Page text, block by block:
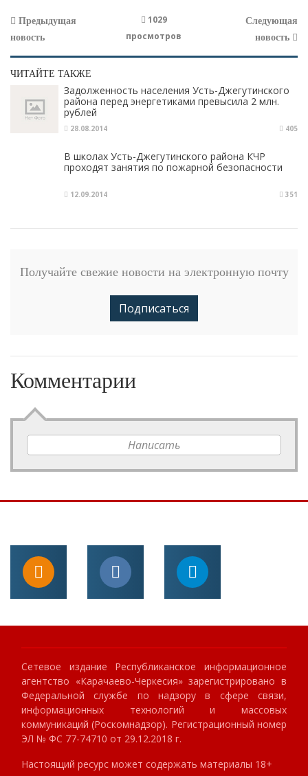
Предыдущая
новость
1029
просмотров
Следующая
новость
ЧИТАЙТЕ ТАКЖЕ
Задолженность населения Усть-Джегутинского
района перед энергетиками превысила 2 млн.
рублей
28.08.2014 405
В школах Усть-Джегутинского района КЧР
проходят занятия по пожарной безопасности
12.09.2014 351
Получайте свежие новости на электронную почту
Подписаться
Комментарии
Написать
Сетевое издание Республиканское информационное
агентство «Карачаево-Черкесия» зарегистрировано в
Федеральной службе по надзору в сфере связи,
информационных технологий и массовых
коммуникаций (Роскомнадзор). Регистрационный номер
ЭЛ № ФС 77-74710 от 29.12.2018 г.
Настоящий ресурс может содержать материалы 18+